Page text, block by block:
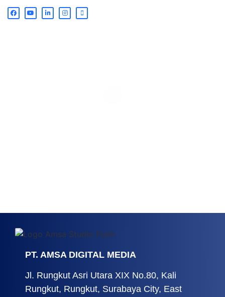
PT. AMSA DIGITAL MEDIA
Jl. Rungkut Asri Utara XIX No.80, Kali
Rungkut, Rungkut, Surabaya City, East